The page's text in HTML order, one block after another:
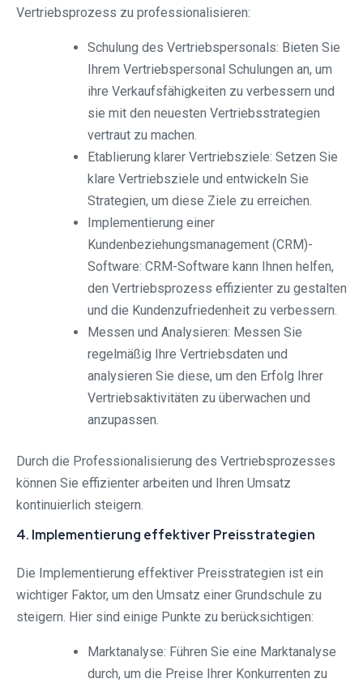
Vertriebsprozess zu professionalisieren:
Schulung des Vertriebspersonals: Bieten Sie
Ihrem Vertriebspersonal Schulungen an, um
ihre Verkaufsfähigkeiten zu verbessern und
sie mit den neuesten Vertriebsstrategien
vertraut zu machen.
Etablierung klarer Vertriebsziele: Setzen Sie
klare Vertriebsziele und entwickeln Sie
Strategien, um diese Ziele zu erreichen.
Implementierung einer
Kundenbeziehungsmanagement (CRM)-
Software: CRM-Software kann Ihnen helfen,
den Vertriebsprozess effizienter zu gestalten
und die Kundenzufriedenheit zu verbessern.
Messen und Analysieren: Messen Sie
regelmäßig Ihre Vertriebsdaten und
analysieren Sie diese, um den Erfolg Ihrer
Vertriebsaktivitäten zu überwachen und
anzupassen.
Durch die Professionalisierung des Vertriebsprozesses
können Sie effizienter arbeiten und Ihren Umsatz
kontinuierlich steigern.
4. Implementierung effektiver Preisstrategien
Die Implementierung effektiver Preisstrategien ist ein
wichtiger Faktor, um den Umsatz einer Grundschule zu
steigern. Hier sind einige Punkte zu berücksichtigen:
Marktanalyse: Führen Sie eine Marktanalyse
durch, um die Preise Ihrer Konkurrenten zu